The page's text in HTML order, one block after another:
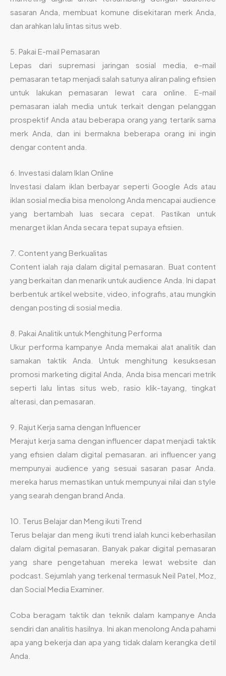
sasaran Anda, membuat komune disekitaran merk Anda,
dan arahkan lalu lintas situs web.
5. Pakai E-mail Pemasaran
Lepas dari supremasi jaringan sosial media, e-mail
pemasaran tetap menjadi salah satunya aliran paling efisien
untuk lakukan pemasaran lewat cara online. E-mail
pemasaran ialah media untuk terkait dengan pelanggan
prospektif Anda atau beberapa orang yang tertarik sama
merk Anda, dan ini bermakna beberapa orang ini ingin
dengar content anda.
6. Investasi dalam Iklan Online
Investasi dalam iklan berbayar seperti Google Ads atau
iklan sosial media bisa menolong Anda mencapai audience
yang bertambah luas secara cepat. Pastikan untuk
menarget iklan Anda secara tepat supaya efisien.
7. Content yang Berkualitas
Content ialah raja dalam digital pemasaran. Buat content
yang berkaitan dan menarik untuk audience Anda. Ini dapat
berbentuk artikel website, video, infografis, atau mungkin
dengan posting di sosial media.
8. Pakai Analitik untuk Menghitung Performa
Ukur performa kampanye Anda memakai alat analitik dan
samakan taktik Anda. Untuk menghitung kesuksesan
promosi marketing digital Anda, Anda bisa mencari metrik
seperti lalu lintas situs web, rasio klik-tayang, tingkat
alterasi, dan pemasaran.
9. Rajut Kerja sama dengan Influencer
Merajut kerja sama dengan influencer dapat menjadi taktik
yang efisien dalam digital pemasaran. ari influencer yang
mempunyai audience yang sesuai sasaran pasar Anda.
mereka harus memastikan untuk mempunyai nilai dan style
yang searah dengan brand Anda.
10. Terus Belajar dan Meng ikuti Trend
Terus belajar dan meng ikuti trend ialah kunci keberhasilan
dalam digital pemasaran. Banyak pakar digital pemasaran
yang share pengetahuan mereka lewat website dan
podcast. Sejumlah yang terkenal termasuk Neil Patel, Moz,
dan Social Media Examiner.
Coba beragam taktik dan teknik dalam kampanye Anda
sendiri dan analitis hasilnya. Ini akan menolong Anda pahami
apa yang bekerja dan apa yang tidak dalam kerangka detil
Anda.